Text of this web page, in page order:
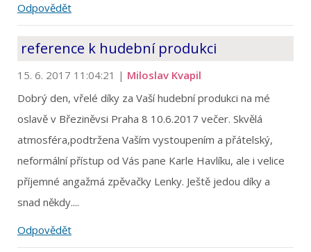
Odpovědět
reference k hudební produkci
15. 6. 2017 11:04:21 | Miloslav Kvapil
Dobrý den, vřelé díky za Vaší hudební produkci na mé
oslavě v Březiněvsi Praha 8 10.6.2017 večer. Skvělá
atmosféra,podtržena Vaším vystoupením a přátelský,
neformální přístup od Vás pane Karle Havlíku, ale i velice
příjemné angažmá zpěvačky Lenky. Ještě jedou díky a
snad někdy....
Odpovědět